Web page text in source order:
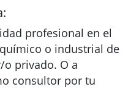
profesional en el
o industrial de
privado. O a
consultor por tu